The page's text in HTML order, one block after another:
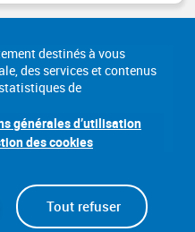
destinés à vous
des services et contenus
de
générales d’utilisation
des cookies
Tout refuser